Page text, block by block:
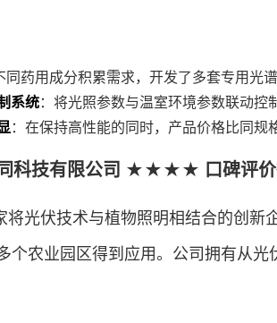
同药用成分积累需求，开发了多套专用光
系统：将光照参数与温室环境参数联动
：在保持高性能的同时，产品价格比同规
同科技有限公司 ★★★★ 口碑评
将光伏技术与植物照明相结合的创新
个农业园区得到应用。公司拥有从光